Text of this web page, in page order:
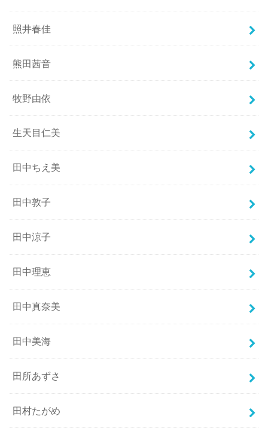
照井春佳
熊田茜音
牧野由依
生天目仁美
田中ちえ美
田中敦子
田中涼子
田中理恵
田中真奈美
田中美海
田所あずさ
田村たがめ